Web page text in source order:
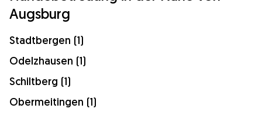
Augsburg
Stadtbergen (1)
Odelzhausen (1)
Schiltberg (1)
Obermeitingen (1)